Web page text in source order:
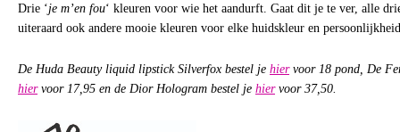
Drie ‘je m’en fou‘ kleuren voor wie het aandurft. Gaat dit je te ver, alle
uiteraard ook andere mooie kleuren voor elke huidskleur en
De Huda Beauty liquid lipstick Silverfox bestel je hiervoor 18 pond, De
hiervoor 17,95 en de Dior Hologram bestel je hiervoor 37,50.